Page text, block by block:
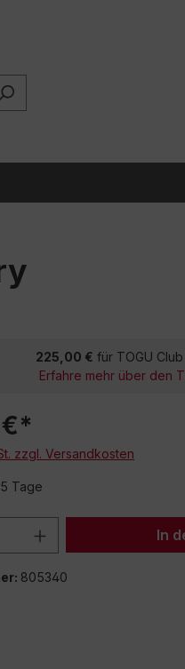
225,00 € für TOGU
Erfahre mehr über den
zzgl. Versandkosten
Tage
Gib den
In
805340